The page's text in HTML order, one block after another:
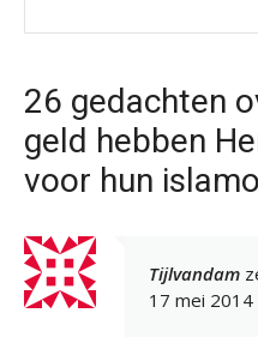
26 gedachten
geld hebben
voor hun
Tijlvandam
17 mei 2014